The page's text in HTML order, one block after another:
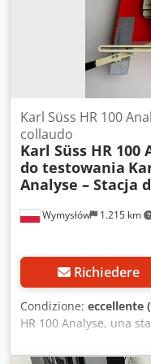
Funzionalmente al
Completo di
trasporto. Venduto
Wymysłów 1.215 km
Karl Süss HR 100
collaudo
Karl Süss HR 100
do testowania
Analyse – Stacja
Richiedere
Condizione: eccellente
HR 100 Analyse, una
manuale di alta
controllo dei wafer